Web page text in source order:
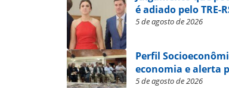
é adiado pelo TRE-
5 de agosto de 2026
Perfil
economia e alerta
5 de agosto de 2026